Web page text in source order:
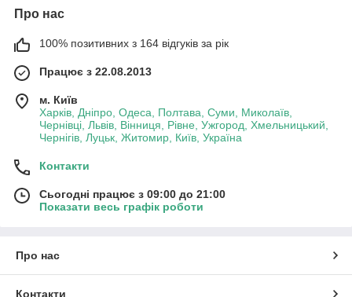
Про нас
100% позитивних з 164 відгуків за рік
Працює з 22.08.2013
м. Київ
Харків, Дніпро, Одеса, Полтава, Суми, Миколаїв,
Чернівці, Львів, Вінниця, Рівне, Ужгород, Хмельницький,
Чернігів, Луцьк, Житомир, Київ, Україна
Контакти
Сьогодні працює з 09:00 до 21:00
Показати весь графік роботи
Про нас
Контакти